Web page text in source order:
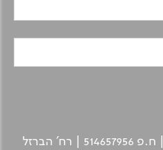
החברה הגיאוגרפית בע"מ | ח.פ 514657956 | רח’ הברזל